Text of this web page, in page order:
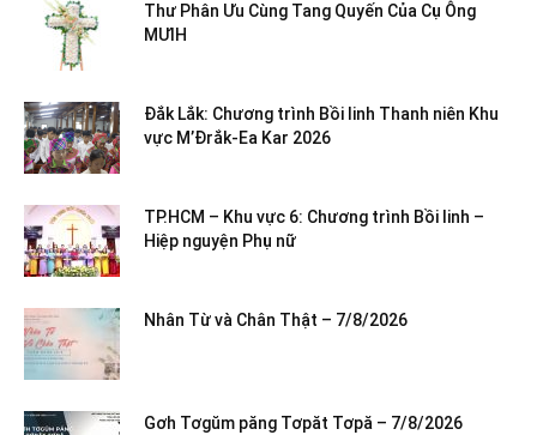
Thư Phân Ưu Cùng Tang Quyến Của Cụ Ông
MƯIH
Đắk Lắk: Chương trình Bồi linh Thanh niên Khu
vực M’Đrắk-Ea Kar 2026
TP.HCM – Khu vực 6: Chương trình Bồi linh –
Hiệp nguyện Phụ nữ
Nhân Từ và Chân Thật – 7/8/2026
Gơh Tơgŭm păng Tơpăt Tơpă – 7/8/2026